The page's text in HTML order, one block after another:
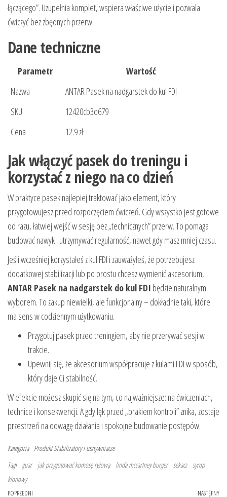
łączącego”. Uzupełnia komplet, wspiera właściwe użycie i pozwala
ćwiczyć bez zbędnych przerw.
Dane techniczne
Parametr
Wartość
Nazwa
ANTAR Pasek na nadgarstek do kul FDI
SKU
12420cb3d679
Cena
12.9 zł
Jak włączyć pasek do treningu i
korzystać z niego na co dzień
W praktyce pasek najlepiej traktować jako element, który
przygotowujesz przed rozpoczęciem ćwiczeń. Gdy wszystko jest gotowe
od razu, łatwiej wejść w sesję bez „technicznych” przerw. To pomaga
budować nawyk i utrzymywać regularność, nawet gdy masz mniej czasu.
Jeśli wcześniej korzystałeś z kul FDI i zauważyłeś, że potrzebujesz
dodatkowej stabilizacji lub po prostu chcesz wymienić akcesorium,
ANTAR Pasek na nadgarstek do kul FDI będzie naturalnym
wyborem. To zakup niewielki, ale funkcjonalny – dokładnie taki, które
ma sens w codziennym użytkowaniu.
Przygotuj pasek przed treningiem, aby nie przerywać sesji w
trakcie.
Upewnij się, że akcesorium współpracuje z kulami FDI w sposób,
który daje Ci stabilność.
W efekcie możesz skupić się na tym, co najważniejsze: na ćwiczeniach,
technice i konsekwencji. A gdy lęk przed „brakiem kontroli” znika, zostaje
przestrzeń na odwagę działania i spokojne budowanie postępów.
Kategoria Produkt Stabilizatory i usztywniacze
Tagi guar jak przygotować komosę ryżową linda mccartney burger sekacz
syrop
klonowy
Poprzedni wpis
POPRZEDNI NASTĘPNY